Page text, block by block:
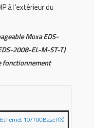
à l’extérieur du
Moxa EDS-
2008-EL-M-ST-T)
fonctionnement
10/100BaseT(X)